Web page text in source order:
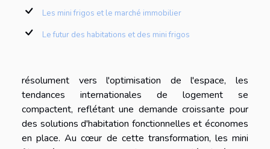
Les mini frigos et le marché immobilier
Le futur des habitations et des mini frigos
résolument vers l'optimisation de l'espace, les
tendances internationales de logement se
compactent, reflétant une demande croissante pour
des solutions d'habitation fonctionnelles et économes
en place. Au cœur de cette transformation, les mini